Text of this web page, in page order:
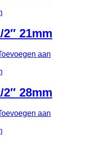
21mm
aan
28mm
aan